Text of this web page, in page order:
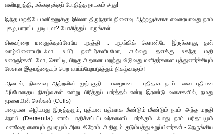
வலியுறுத்தி, மக்களுக்குப் போதித்த நாடகம் அது!
இந்த மறதியே மனிதனுக்கு இல்லா திருந்தால் நினைவு ஆற்றலுக்காக எவரையாவது நாம்
புகழ, பாராட்ட முடியுமா? யோசித்துப் பாருங்கள்.
சிலவற்றை மனதுக்குள்ளேயே புகுத்தி .. புழுங்கிக் கொண்டே இருக்காது, தன்
வாழ்விணையரிடமோ, உயிர் நண்பர்களிடமோ, அல்லது தனக்கு உகந்த மதி
உரைஞர்களிடமோ, கொட்டி, பிறகு அதனை மறந்து விடுவது மனிதர்களை புத்துணர்ச்சியும்
லேசான இதயத்தையும் பெற வாய்ப்பேற்படுத்தும் நிகழ்வாகும்!
ஆனால், நினைவு ஆற்றலின் முற்பகுதி - பழையன - புதிதாக நடப் பவை புதியன
அப்போதைய நிகழ்வுகள் என்று பிரித்துப் பார்த்தல் என்ற இரண்டு வகைகளில், நமது
மூளையின் செல்கள் (Cells)
பழையன அழியாது இருத்தலும், புதியன பதிவாக மீண்டும் மீண்டும் நாம், அந்த மறதி
நோயி (Dementia) னால் பாதிக்கப்பட்டவர்களைப் பார்க்கும் போது நாம் பரிதாபமும்
மனவேத னையும் துயரமும் அடைகிறோம். அதிலும் குடும்பத்து உறுப்பினர்கள் - நெருங்கிய